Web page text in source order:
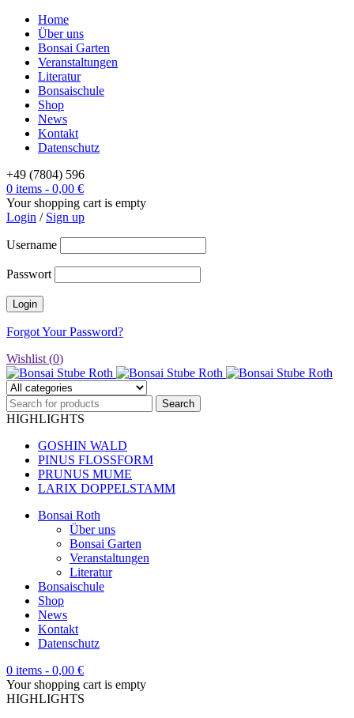
Home
Über uns
Bonsai Garten
Veranstaltungen
Literatur
Bonsaischule
Shop
News
Kontakt
Datenschutz
+49 (7804) 596
0 items - 0,00 €
Your shopping cart is empty
Login / Sign up
Username
Passwort
Forgot Your Password?
Wishlist (0)
HIGHLIGHTS
GOSHIN WALD
PINUS FLOSSFORM
PRUNUS MUME
LARIX DOPPELSTAMM
Bonsai Roth
Über uns
Bonsai Garten
Veranstaltungen
Literatur
Bonsaischule
Shop
News
Kontakt
Datenschutz
0 items - 0,00 €
Your shopping cart is empty
HIGHLIGHTS